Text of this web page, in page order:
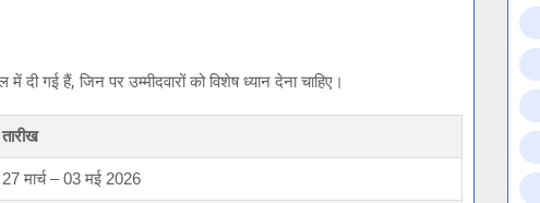
गई हैं, जिन पर उम्मीदवारों को विशेष ध्यान देना चाहिए।
तारीख
27 मार्च – 03 मई 2026